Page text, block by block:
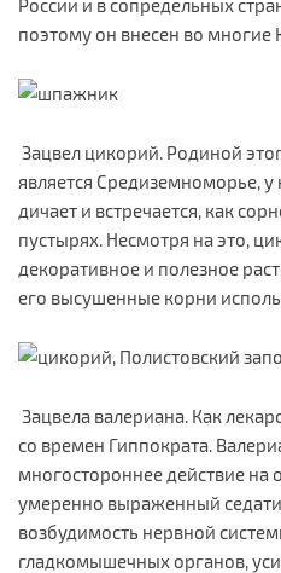
России и в сопредельных
поэтому он внесен во многие
Зацвел цикорий. Родиной
является Средиземноморье, у
дичает и встречается, как
пустырях. Несмотря на это,
декоративное и полезное
его высушенные корни
Зацвела валериана. Как
со времен Гиппократа.
многостороннее действие на
умеренно выраженный
возбудимость нервной
гладкомышечных органов,